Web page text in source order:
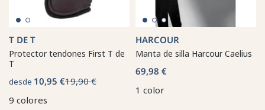
T DE T
Protector tendones First T de
T
desde 10,95 €19,90 €
9 colores
HARCOUR
Manta de silla Harcour Caelius
69,98 €
1 color